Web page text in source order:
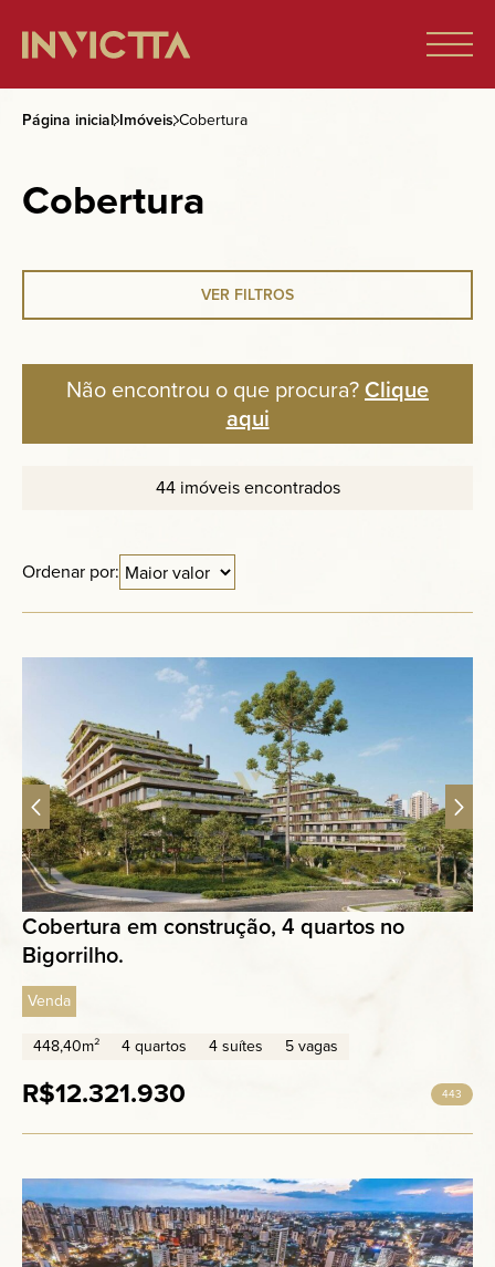
Imóveis à venda
Empreendimentos
Blog
Sobre nós
Contato
Página inicial Imóveis Cobertura
Cobertura
VER FILTROS
Não encontrou o que procura?Clique
aqui
44 imóveis encontrados
Ordenar por:
Cobertura em construção, 4 quartos no
Bigorrilho.
Venda
448,40m²
4 quartos 4 suítes 5 vagas
R$12.321.930 443